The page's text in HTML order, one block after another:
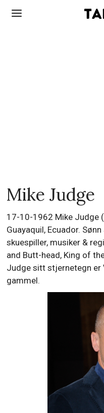
Mike Judge
17-10-1962 Mike Judge
Guayaquil, Ecuador.
skuespiller, musiker &
and Butt-head, King of
Judge sitt stjernetegn er
gammel.